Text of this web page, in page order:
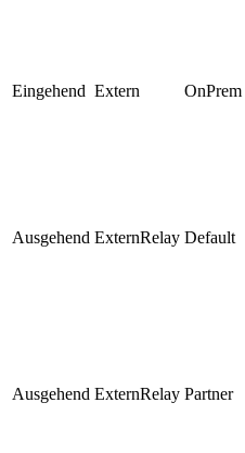
Eingehend Extern OnPrem
Ausgehend ExternRelay Default
Ausgehend ExternRelay Partner